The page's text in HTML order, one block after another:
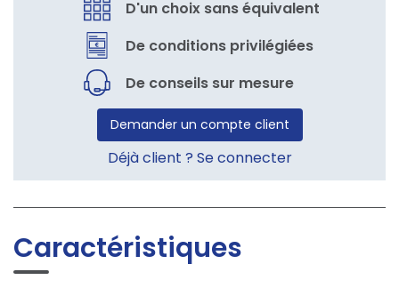
D'un choix sans équivalent
De conditions privilégiées
De conseils sur mesure
Demander un compte client
Déjà client ? Se connecter
Caractéristiques